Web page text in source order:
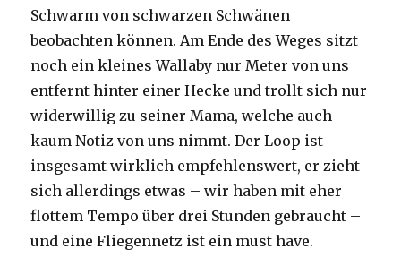
Schwarm von schwarzen Schwänen
beobachten können. Am Ende des Weges sitzt
noch ein kleines Wallaby nur Meter von uns
entfernt hinter einer Hecke und trollt sich nur
widerwillig zu seiner Mama, welche auch
kaum Notiz von uns nimmt. Der Loop ist
insgesamt wirklich empfehlenswert, er zieht
sich allerdings etwas – wir haben mit eher
flottem Tempo über drei Stunden gebraucht –
und eine Fliegennetz ist ein must have.